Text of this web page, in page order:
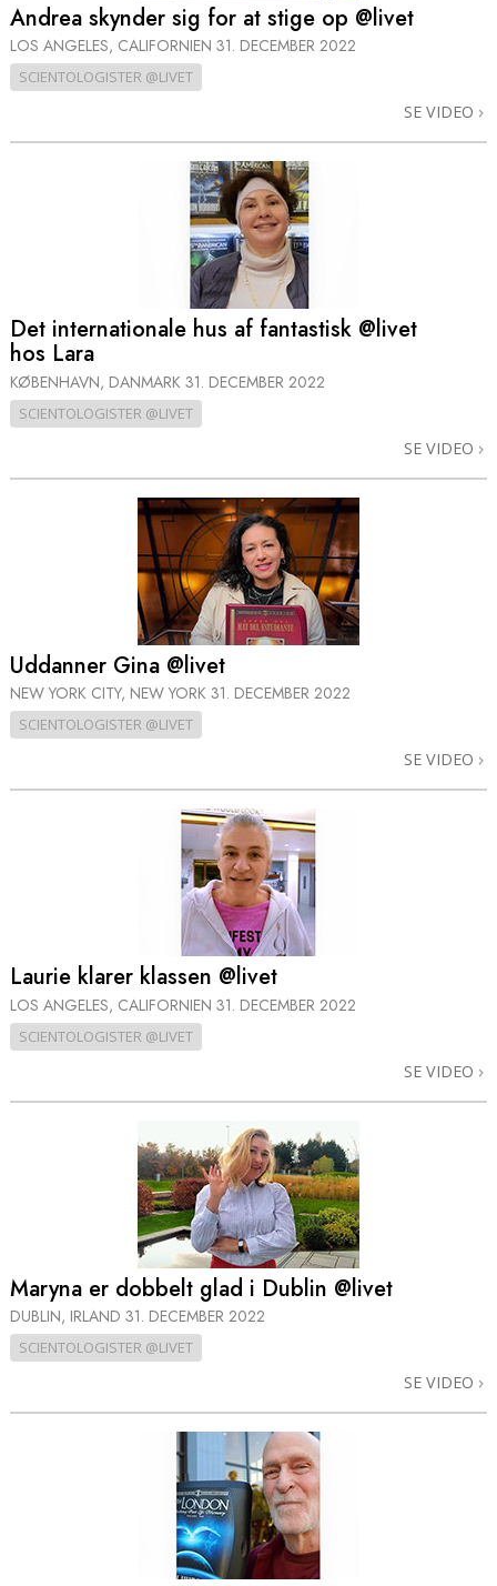
Andrea skynder sig for at stige op @livet
LOS ANGELES, CALIFORNIEN 31. DECEMBER 2022
SCIENTOLOGISTER @LIVET
SE VIDEO
Det internationale hus af fantastisk @livet
hos Lara
KØBENHAVN, DANMARK 31. DECEMBER 2022
SCIENTOLOGISTER @LIVET
SE VIDEO
Uddanner Gina @livet
NEW YORK CITY, NEW YORK 31. DECEMBER 2022
SCIENTOLOGISTER @LIVET
SE VIDEO
Laurie klarer klassen @livet
LOS ANGELES, CALIFORNIEN 31. DECEMBER 2022
SCIENTOLOGISTER @LIVET
SE VIDEO
Maryna er dobbelt glad i Dublin @livet
DUBLIN, IRLAND 31. DECEMBER 2022
SCIENTOLOGISTER @LIVET
SE VIDEO